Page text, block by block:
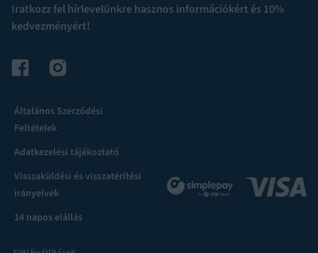
Iratkozz fel hírlevelünkre hasznos információkért és 10%
kedvezményért!
Általános Szerződési
Feltételek
Adatkezelési tájékoztató
Visszaküldési és visszatérítési
irányelvek
14 napos elállás